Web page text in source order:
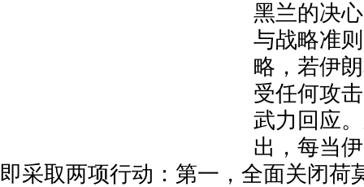
黑兰的决
与战略准
略，若伊
受任何攻
武力回应
出，每当
即采取两项行动：第一，全面关闭荷